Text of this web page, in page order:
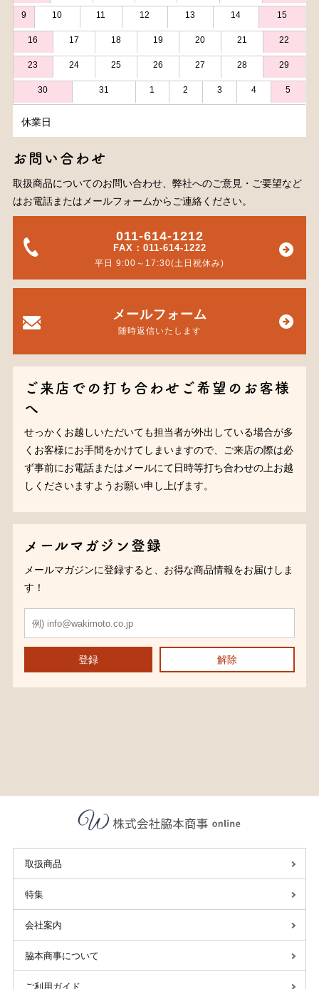
9 10 11 12 13 14 15
16 17 18 19 20 21 22
23 24 25 26 27 28 29
30 31 1 2 3 4 5
休業日
お問い合わせ
取扱商品についてのお問い合わせ、弊社へのご意見・ご要望など
はお電話またはメールフォームからご連絡ください。
011-614-1212
FAX：011-614-1222
平日 9:00～17:30(土日祝休み)
メールフォーム
随時返信いたします
ご来店での打ち合わせご希望のお客様
へ
せっかくお越しいただいても担当者が外出している場合が多
くお客様にお手間をかけてしまいますので、ご来店の際は必
ず事前にお電話またはメールにて日時等打ち合わせの上お越
しくださいますようお願い申し上げます。
メールマガジン登録
メールマガジンに登録すると、お得な商品情報をお届けしま
す！
登録 解除
取扱商品
特集
会社案内
脇本商事について
ご利用ガイド